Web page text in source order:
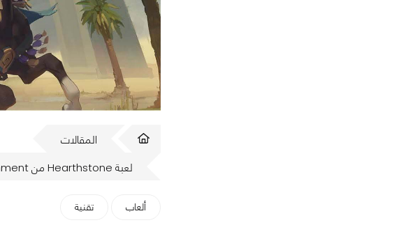
المقالات
لعبة Hearthstone من Blizzard Entertainment تطلق حزمة جديدة عملاقة تحت عنوان Saviors Of uldum تعرف على تفاصيلها الأن.
ألعاب تقنية